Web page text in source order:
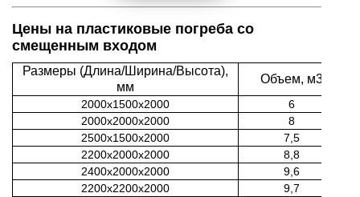
Цены на пластиковые погреба со
смещенным входом
Размеры (Длина/Ширина/Высота),
мм
Объем, м3
2000х1500х2000
6
2000х2000х2000
8
2500х1500х2000
7,5
2200х2000х2000
8,8
2400х2000х2000
9,6
2200х2200х2000
9,7